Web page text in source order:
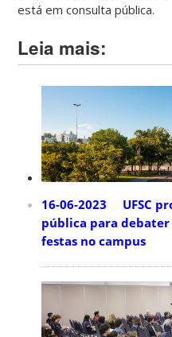
está em consulta pública.
Leia mais:
16-06-2023 UFSC
pública para
festas no campus